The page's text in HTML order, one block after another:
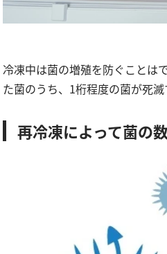
冷凍中は菌の増殖を防ぐことはで
た菌のうち、1桁程度の菌が死滅
再冷凍によって菌の